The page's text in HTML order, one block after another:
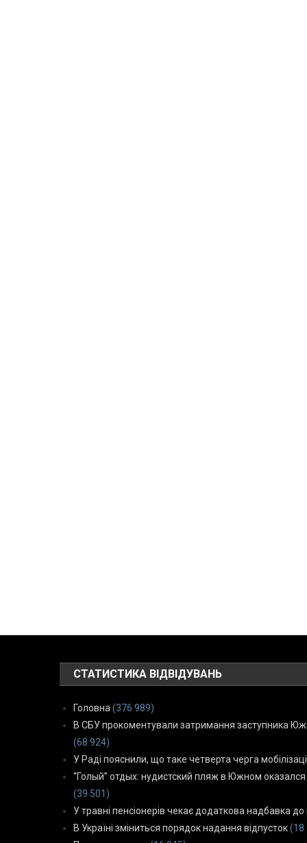
СТАТИСТИКА ВІДВІДУВАНЬ
Головна (376 989)
В СБУ прокоментували затримання заступника
(68 924)
У Раді пояснили, що таке четверта черга
“Голый” отдых: нудистский пляж в Южном
(39 501)
У травні пенсіонерів чекає додаткова надбавка до
В Україні зміниться порядок надання відпусток (18